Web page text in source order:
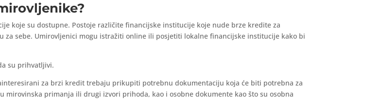
koje su dostupne. Postoje različite financijske institucije koje nude brze kredite za
za sebe. Umirovljenici mogu istražiti online ili posjetiti lokalne financijske institucije kako bi
su prihvatljivi.
za brzi kredit trebaju prikupiti potrebnu dokumentaciju koja će biti potrebna za
mirovinska primanja ili drugi izvori prihoda, kao i osobne dokumente kao što su osobna